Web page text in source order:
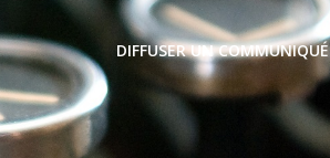
DIFFUSER UN COMMUNIQUÉ